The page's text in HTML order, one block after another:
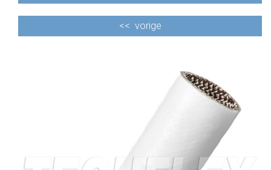
<< vorige